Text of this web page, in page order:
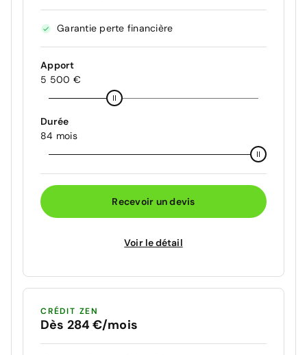
Garantie perte financière
Apport
5 500 €
Durée
84 mois
Recevoir un devis
Voir le détail
CRÉDIT ZEN
Dès 284 €/mois